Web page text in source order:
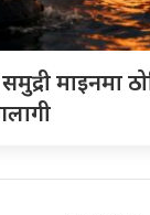
समुद्री माइनमा